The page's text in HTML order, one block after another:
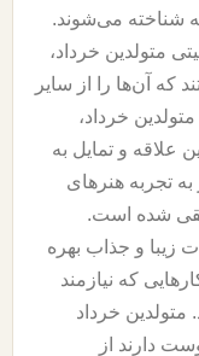
شناخته می‌شوند.
متولدین خرداد،
که آن‌ها را از سایر
خرداد،
علاقه و تمایل به
تجربه هنرهای
شده است.
زیبا و جذاب بهره
که نیازمند
خرداد
دارند از